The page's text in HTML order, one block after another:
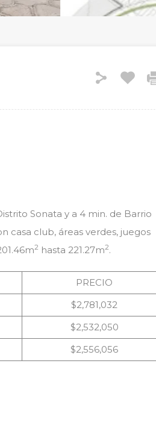
Sonata y a 4 min. de Barrio
casa club, áreas verdes, juegos
2 hasta 221.27m2.
PRECIO
$2,781,032
$2,532,050
$2,556,056